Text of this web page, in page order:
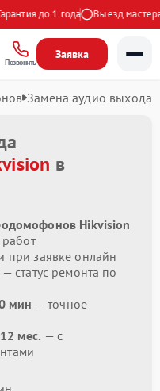
до 1 года Выезд мастера
Позвонить
Заявка
Замена аудио выхода
в
Hikvision
при заявке онлайн
— статус ремонта по
мин — точное
мес. — с